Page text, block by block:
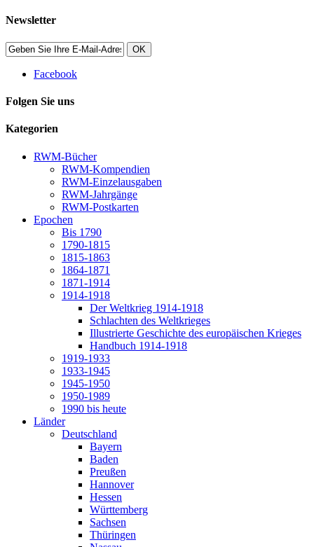
Newsletter
OK
Facebook
Folgen Sie uns
Kategorien
RWM-Bücher
RWM-Kompendien
RWM-Einzelausgaben
RWM-Jahrgänge
RWM-Postkarten
Epochen
Bis 1790
1790-1815
1815-1863
1864-1871
1871-1914
1914-1918
Der Weltkrieg 1914-1918
Schlachten des Weltkrieges
Illustrierte Geschichte des europäischen Krieges
Handbuch 1914-1918
1919-1933
1933-1945
1945-1950
1950-1989
1990 bis heute
Länder
Deutschland
Bayern
Baden
Preußen
Hannover
Hessen
Württemberg
Sachsen
Thüringen